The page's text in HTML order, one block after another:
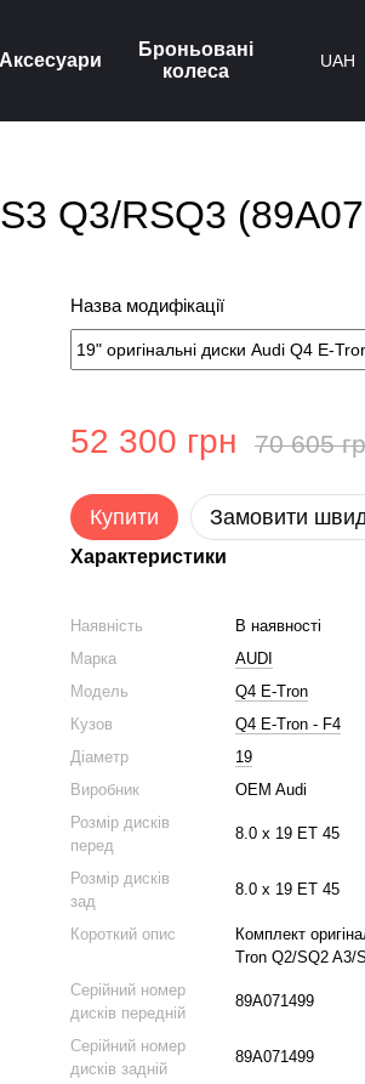
Аксесуари
Броньовані
колеса
UAH
Q3/RSQ3
Назва модифікації
52 300 грн 70 605
Купити Замовити
Характеристики
Наявність
В наявності
Марка
AUDI
Модель
Q4 E-Tron
Кузов
Q4 E-Tron - F4
Діаметр
19
Виробник
OEM Audi
Розмір дисків
перед
8.0 x 19 ET 45
Розмір дисків
зад
8.0 x 19 ET 45
Короткий опис
Комплект
Tron Q2/SQ2 A3/
Серійний номер
дисків передній
89A071499
Серійний номер
дисків задній
89A071499